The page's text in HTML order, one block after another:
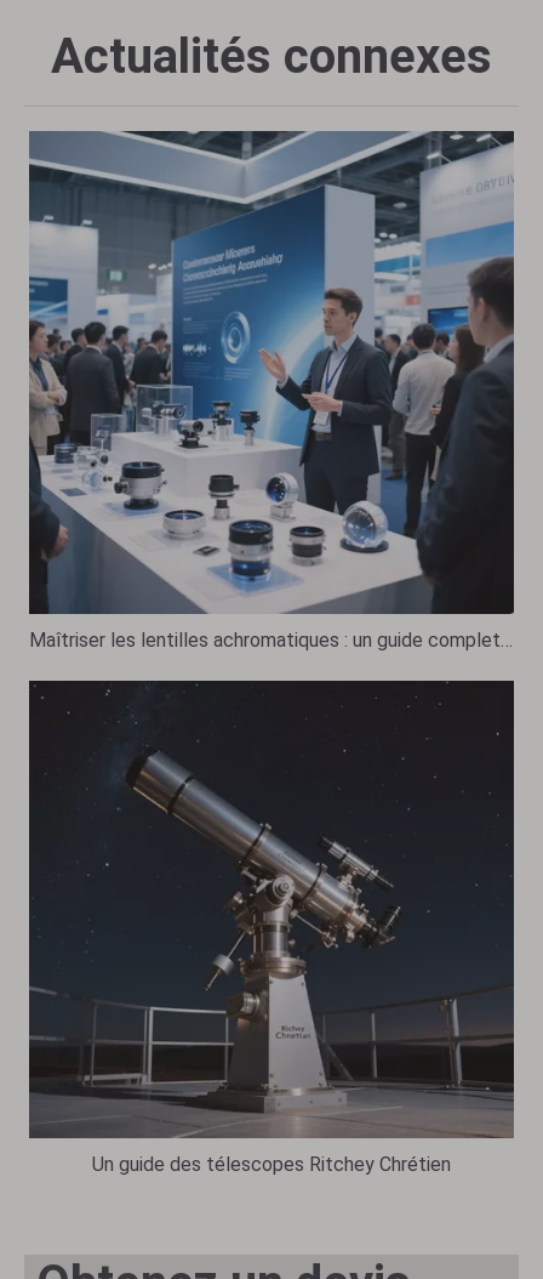
Actualités connexes
Maîtriser les lentilles achromatiques : un guide complet sur les lentilles achromatiques à couleur corrigée
Un guide des télescopes Ritchey Chrétien